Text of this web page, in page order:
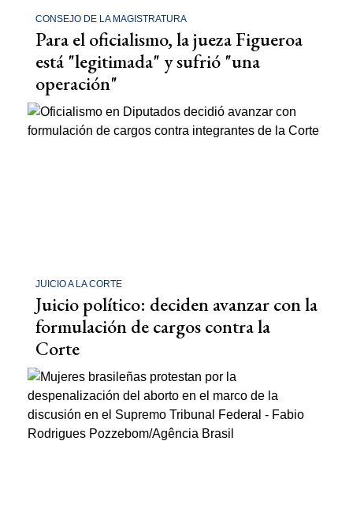
CONSEJO DE LA MAGISTRATURA
Para el oficialismo, la jueza Figueroa
está "legitimada" y sufrió "una
operación"
JUICIO A LA CORTE
Juicio político: deciden avanzar con la
formulación de cargos contra la
Corte